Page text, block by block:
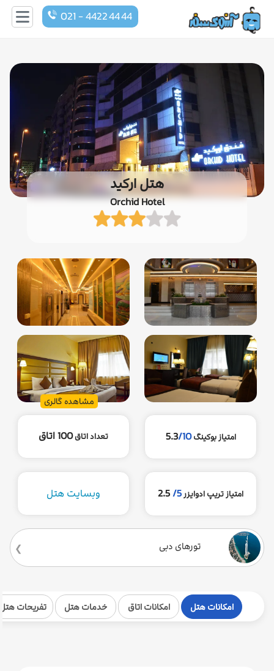
021 - 4422 44 44
هتل ارکید
Orchid Hotel
مشاهده گالری
امتیاز بوکینگ 5.3/10 تعداد اتاق100 اتاق
امتیاز تریپ ادوایزر5/ وبسایت هتل
تورهای دبی
امکانات هتل امکانات اتاق خدمات هتل تفریحات